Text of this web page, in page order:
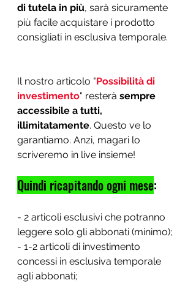
di tutela in più, sarà sicuramente
più facile acquistare i prodotto
consigliati in esclusiva temporale.
Il nostro articolo "Possibilità di
investimento" resterà sempre
accessibile a tutti,
illimitatamente. Questo ve lo
garantiamo. Anzi, magari lo
scriveremo in live insieme!
Quindi ricapitando ogni mese:
- 2 articoli esclusivi che potranno
leggere solo gli abbonati (minimo);
- 1-2 articoli di investimento
concessi in esclusiva temporale
agli abbonati;